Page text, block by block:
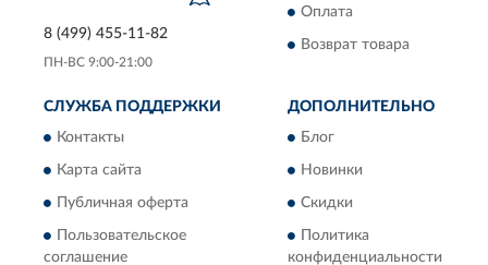
8 (499) 455-11-82
ПН-ВС 9:00-21:00
Оплата
Возврат товара
СЛУЖБА ПОДДЕРЖКИ
Контакты
Карта сайта
Публичная оферта
Пользовательское
соглашение
ДОПОЛНИТЕЛЬНО
Блог
Новинки
Скидки
Политика
конфиденциальности